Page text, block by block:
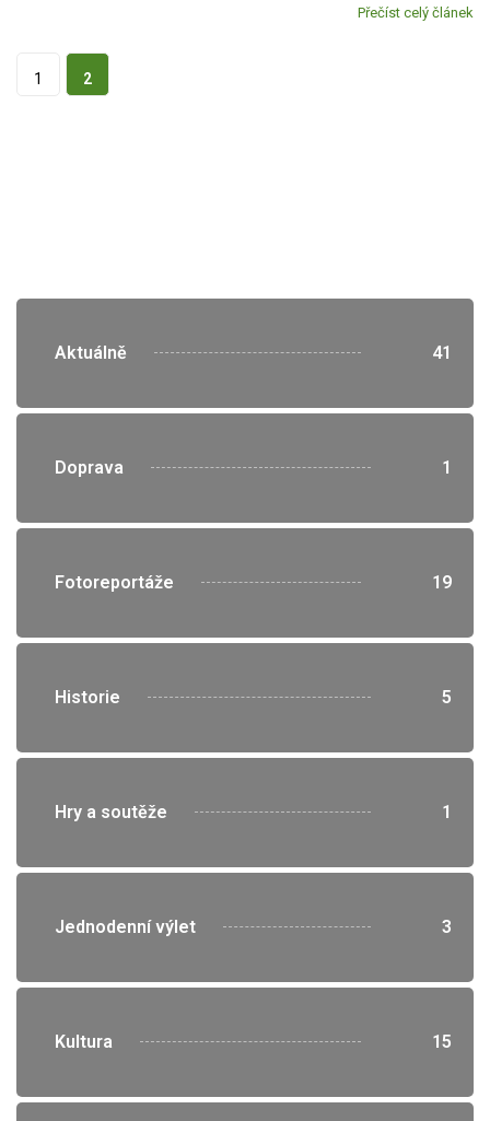
Přečíst celý článek
1 2
Aktuálně 41
Doprava 1
Fotoreportáže 19
Historie 5
Hry a soutěže 1
Jednodenní výlet 3
Kultura 15